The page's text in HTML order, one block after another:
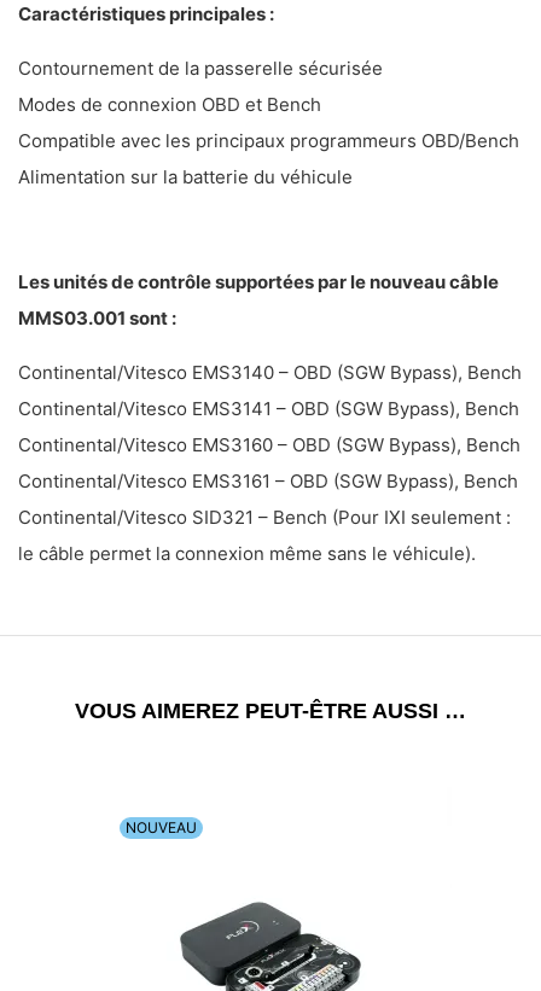
Caractéristiques principales :
Contournement de la passerelle sécurisée
Modes de connexion OBD et Bench
Compatible avec les principaux programmeurs OBD/Bench
Alimentation sur la batterie du véhicule
Les unités de contrôle supportées par le nouveau câble
MMS03.001 sont :
Continental/Vitesco EMS3140 – OBD (SGW Bypass), Bench
Continental/Vitesco EMS3141 – OBD (SGW Bypass), Bench
Continental/Vitesco EMS3160 – OBD (SGW Bypass), Bench
Continental/Vitesco EMS3161 – OBD (SGW Bypass), Bench
Continental/Vitesco SID321 – Bench (Pour IXI seulement :
le câble permet la connexion même sans le véhicule).
VOUS AIMEREZ PEUT-ÊTRE AUSSI …
NOUVEAU